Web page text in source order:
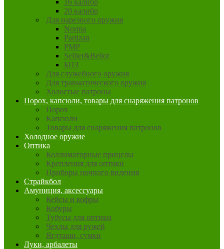
16 калибр
20 калибр
Для нарезного оружия
Norma
Partizan
PMP
Sellier&Bellot
БПЗ
Для служебного оружия
Для травматического оружия
Холостые патроны
Порох, капсюли, товары для снаряжения патронов
Порох
Капсюли
Товары для снаряжения патронов
Холодное оружие
Оптика
Коллиматорные прицелы
Крепления для оптики
Приборы ночного видения
Страйкбол
Амуниция, аксессуары
Кейсы и кофры
Кобуры
Тубусы для оптики
Чехлы для ружей
Ягдташи, сумки
Луки, арбалеты